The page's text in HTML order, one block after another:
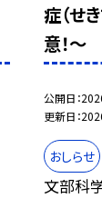
症（せ
意！～
公開日
更新日
おしらせ
文部科